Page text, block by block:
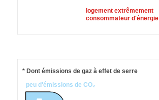
logement extrêmement
consommateur d'énergie
peu d'émissions de CO₂
* Dont émissions de gaz à effet de serre